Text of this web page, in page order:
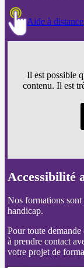
Aide à distance
Il est possible
contenu. Il est
Accessibilité
Nos formations sont
handicap.
Pour toute demande
à prendre contact
votre projet de